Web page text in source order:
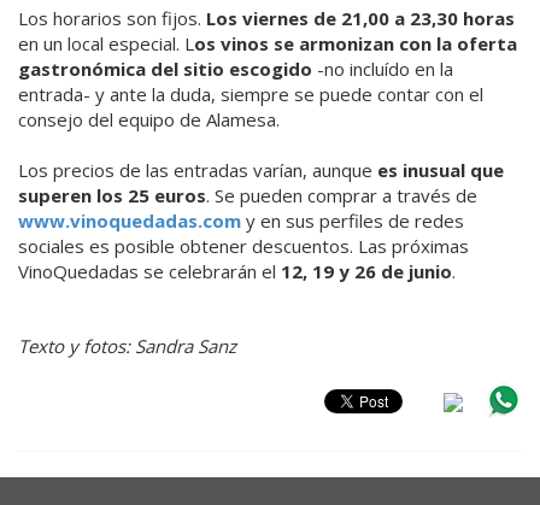
Los horarios son fijos. Los viernes de 21,00 a 23,30 horas
en un local especial. Los vinos se armonizan con la oferta
gastronómica del sitio escogido -no incluído en la
entrada- y ante la duda, siempre se puede contar con el
consejo del equipo de Alamesa.
Los precios de las entradas varían, aunque es inusual que
superen los 25 euros. Se pueden comprar a través de
www.vinoquedadas.com y en sus perfiles de redes
sociales es posible obtener descuentos. Las próximas
VinoQuedadas se celebrarán el 12, 19 y 26 de junio.
Texto y fotos: Sandra Sanz